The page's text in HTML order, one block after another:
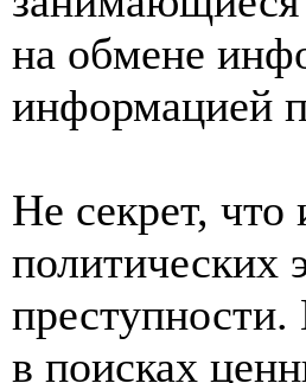
на обмене
информацией
Не секрет, что
политических
в поисках